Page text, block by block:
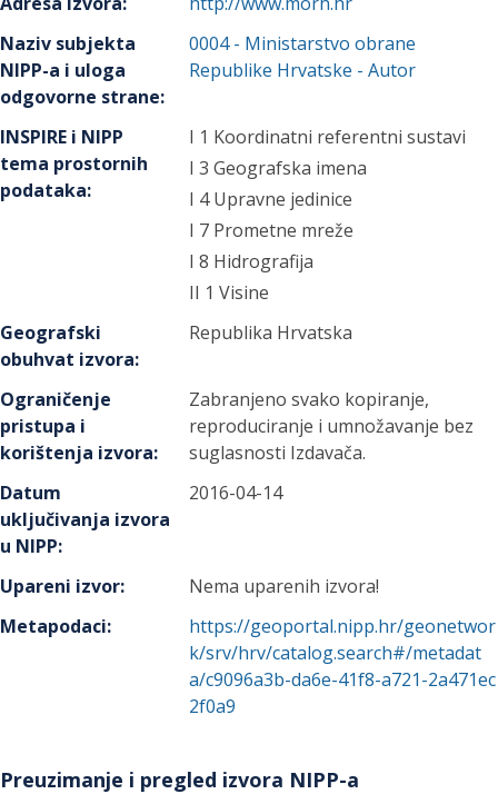
Naziv subjekta
NIPP-a i uloga
odgovorne strane:
0004- Ministarstvo obrane
Republike Hrvatske - Autor
INSPIRE i NIPP
tema prostornih
podataka:
I 1 Koordinatni referentni sustavi
I 3 Geografska imena
I 4 Upravne jedinice
I 7 Prometne mreže
I 8 Hidrografija
II 1 Visine
Geografski
obuhvat izvora:
Republika Hrvatska
Ograničenje
pristupa i
korištenja izvora:
Zabranjeno svako kopiranje,
reproduciranje i umnožavanje bez
suglasnosti Izdavača.
Datum
uključivanja izvora
u NIPP:
2016-04-14
Upareni izvor:
Nema uparenih izvora!
Metapodaci:
https://geoportal.nipp.hr/geonetwor
k/srv/hrv/catalog.search#/metadat
a/c9096a3b-da6e-41f8-a721-2a471ec
2f0a9
Preuzimanje i pregled izvora NIPP-a